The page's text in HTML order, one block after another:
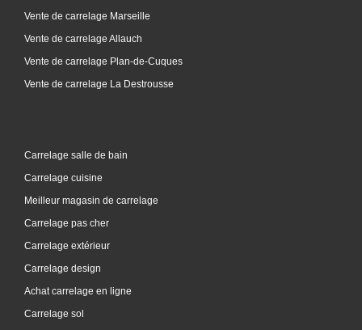
Vente de carrelage Marseille
Vente de carrelage Allauch
Vente de carrelage Plan-de-Cuques
Vente de carrelage La Destrousse
Carrelage salle de bain
Carrelage cuisine
Meilleur magasin de carrelage
Carrelage pas cher
Carrelage extérieur
Carrelage design
Achat carrelage en ligne
Carrelage sol